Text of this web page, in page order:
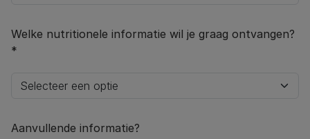
Welke nutritionele informatie wil je graag ontvangen?
Aanvullende informatie?​